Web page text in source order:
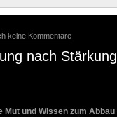
keine Kommentare
nach Stärkung
Mut und Wissen zum Abbau